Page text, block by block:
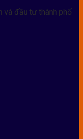
và đầu tư thành phố